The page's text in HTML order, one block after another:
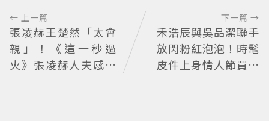
← 上一篇
張凌赫王楚然「太會
親」！《這一秒過
火》張凌赫人夫感爆
下一篇 →
禾浩辰與吳品潔聯手
放閃粉紅泡泡！時髦
皮件上身情人節買物